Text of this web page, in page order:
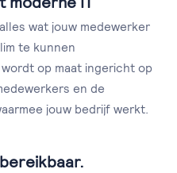
wat jouw medewerker
te kunnen
op maat ingericht op
en de
jouw bedrijf werkt.